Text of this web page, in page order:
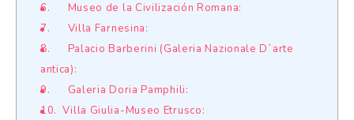
6. Museo de la Civilización Romana:
7. Villa Farnesina:
8. Palacio Barberini (Galeria Nazionale D`arte
antica):
9. Galeria Doria Pamphili:
10. Villa Giulia-Museo Etrusco: